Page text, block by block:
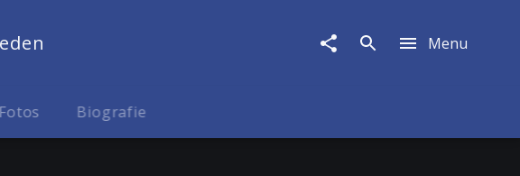
Menu
Fotos Biografie